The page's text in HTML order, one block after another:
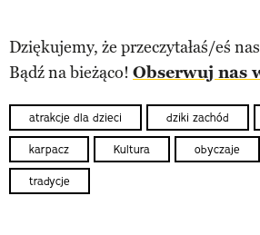
Dziękujemy, że przeczytałaś/eś
Bądź na bieżąco! Obserwuj nas
atrakcje dla dzieci dziki zachód
karpacz Kultura obyczaje
tradycje